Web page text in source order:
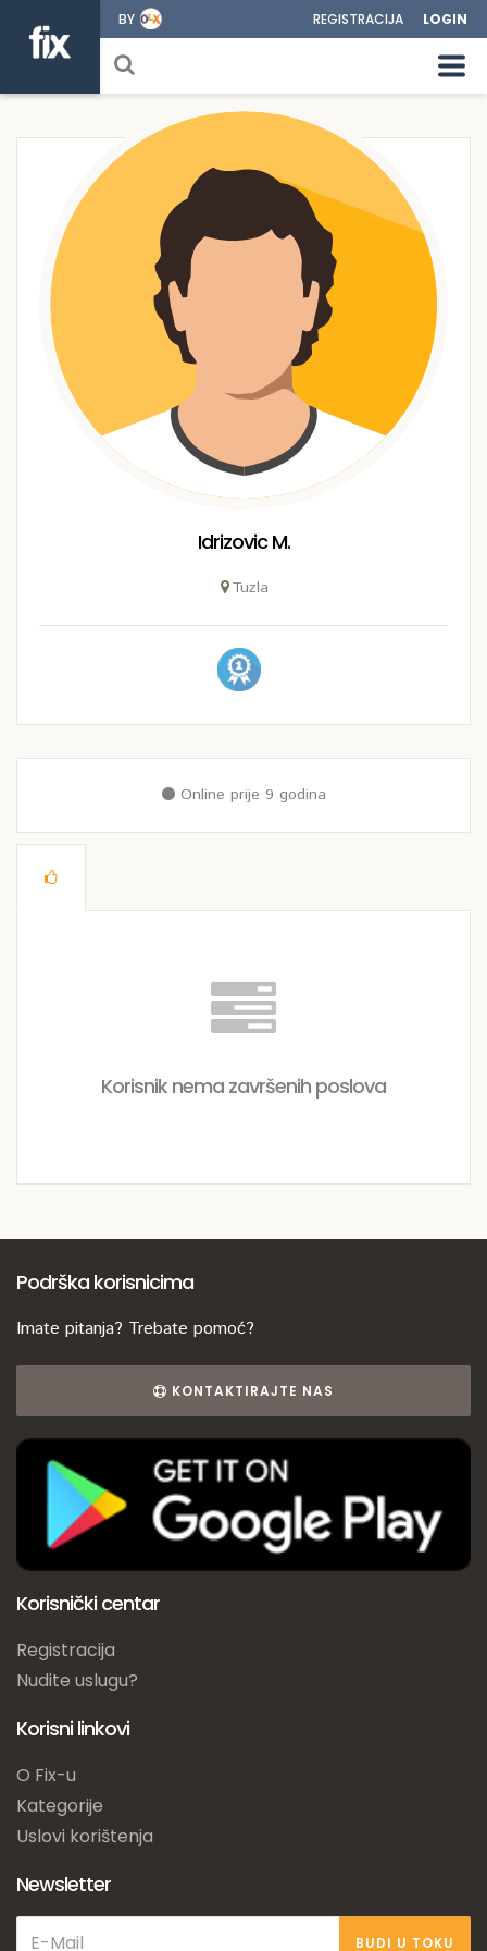
BY REGISTRACIJA LOGIN
Idrizovic M.
Tuzla
Online prije 9 godina
Korisnik nema završenih poslova
Podrška korisnicima
Imate pitanja? Trebate pomoć?
KONTAKTIRAJTE NAS
Korisnički centar
Registracija
Nudite uslugu?
Korisni linkovi
O Fix-u
Kategorije
Uslovi korištenja
Newsletter
BUDI U TOKU